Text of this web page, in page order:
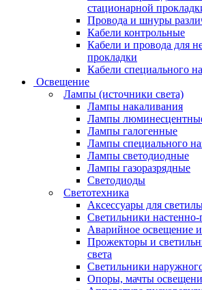
стационарной
Провода и шнуры
Кабели контрольные
Кабели и провода для
прокладки
Кабели специального
Освещение
Лампы (источники света)
Лампы накаливания
Лампы
Лампы галогенные
Лампы специального
Лампы светодиодные
Лампы газоразрядные
Светодиоды
Светотехника
Аксессуары для
Светильники
Аварийное освещение и
Прожекторы и
света
Светильники
Опоры, мачты